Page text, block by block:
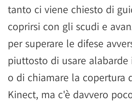
tanto ci viene chiesto di
coprirsi con gli scudi e
per superare le difese
piuttosto di usare
o di chiamare la copertura
Kinect, ma c'è davvero